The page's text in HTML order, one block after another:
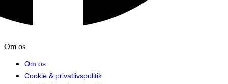
Om os
Om os
Cookie & privatlivspolitik